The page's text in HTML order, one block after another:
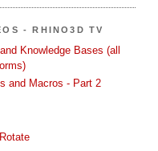
- RHINO3D TV
Knowledge Bases (all
and Macros - Part 2